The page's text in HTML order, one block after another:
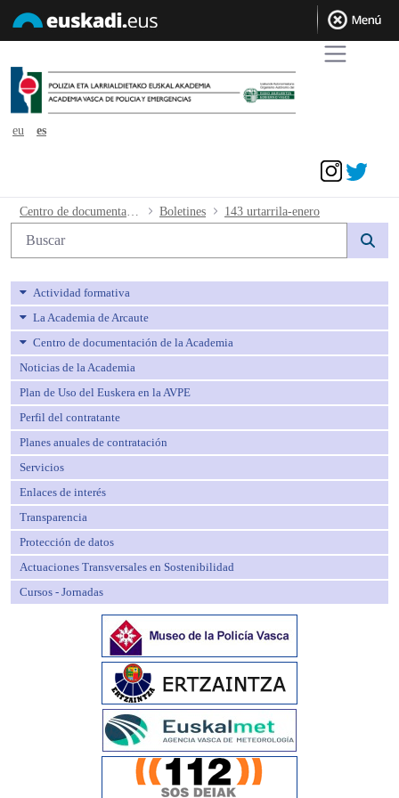
eu
es
143 urtarrila-enero - avpe
Boletines 143 urtarrila-enero
Búsqueda web
Actividad formativa
La Academia de Arcaute
Centro de documentación de la Academia
Noticias de la Academia
Plan de Uso del Euskera en la AVPE
Perfil del contratante
Planes anuales de contratación
Servicios
Enlaces de interés
Transparencia
Protección de datos
Actuaciones Transversales en Sostenibilidad
Cursos - Jornadas